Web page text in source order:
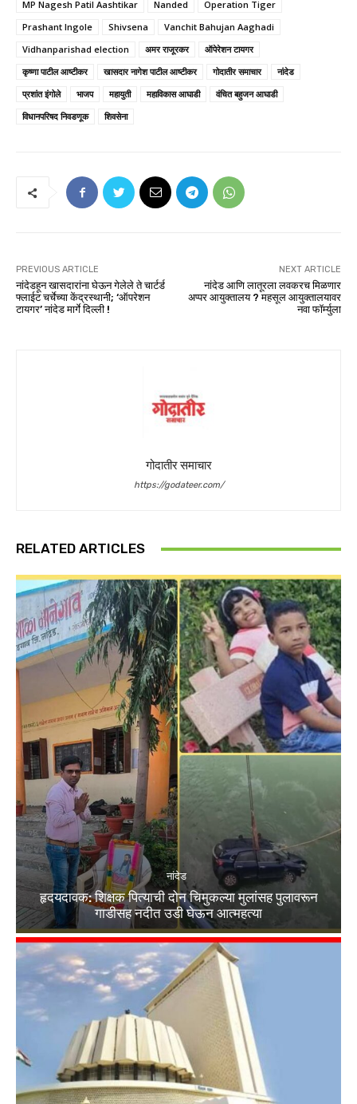
MP Nagesh Patil Aashtikar
Nanded
Operation Tiger
Prashant Ingole
Shivsena
Vanchit Bahujan Aaghadi
Vidhanparishad election
अमर राजूरकर
ऑपेरेशन टायगर
कृष्णा पाटील आष्टीकर
खासदार नागेश पाटील आष्टीकर गोदातीर समाचार
नांदेड
प्रशांत इंगोले
भाजप महायुती महाविकास आघाडी
वंचित बहुजन आघाडी
विधानपरिषद निवडणूक
शिवसेना
PREVIOUS ARTICLE
नांदेडहून खासदारांना घेऊन गेलेले ते चार्टर्ड
फ्लाईट चर्चेच्या केंद्रस्थानी; ‘ऑपरेशन
टायगर’ नांदेड मार्गे दिल्ली !
NEXT ARTICLE
नांदेड आणि लातूरला लवकरच मिळणार
अप्पर आयुक्तालय ? महसूल आयुक्तालयावर
नवा फॉर्म्युला
गोदातीर समाचार
https://godateer.com/
RELATED ARTICLES
नांदेड
हृदयदावक: शिक्षक पित्याची दोन चिमुकल्या मुलांसह पुलावरून
गाडीसह नदीत उडी घेऊन आत्महत्या